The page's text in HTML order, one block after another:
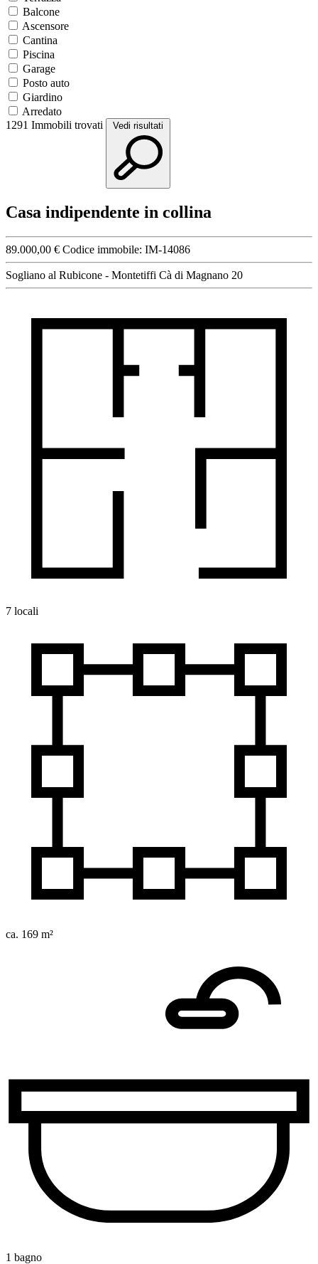
Balcone
Ascensore
Cantina
Piscina
Garage
Posto auto
Giardino
Arredato
1291 Immobili trovati Vedi risultati
Casa indipendente in collina
89.000,00 € Codice immobile: IM-14086
Sogliano al Rubicone - Montetiffi Cà di Magnano 20
7 locali
ca. 169 m²
1 bagno